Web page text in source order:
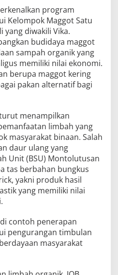
program
Kelompok Maggot Satu
yang diwakili Vika.
budidaya maggot
sampah organik yang
memiliki nilai ekonomi.
berupa maggot kering
pakan alternatif bagi
menampilkan
limbah yang
masyarakat binaan. Salah
daur ulang yang
Unit (BSU) Montolutusan
tas berbahan bungkus
yakni produk hasil
yang memiliki nilai
contoh penerapan
pengurangan timbulan
masyarakat